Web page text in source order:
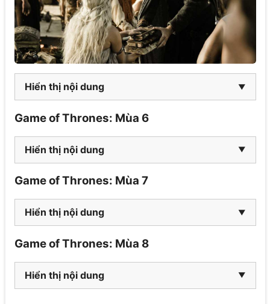
Hiển thị nội dung
Game of Thrones: Mùa 6
Hiển thị nội dung
Game of Thrones: Mùa 7
Hiển thị nội dung
Game of Thrones: Mùa 8
Hiển thị nội dung